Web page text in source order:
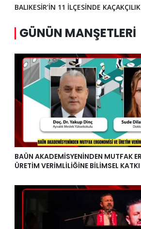
BALIKESİR’İN 11 İLÇESİNDE
GÜNÜN MANŞETLERI
BAÜN AKADEMİSYENİNDEN MUTFAK
ÜRETİM VERİMLİLİĞİNE BİLİMSEL KATKI